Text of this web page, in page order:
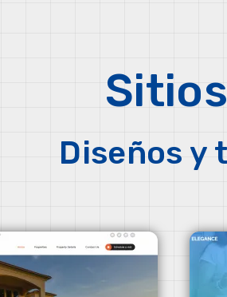
Diseños y